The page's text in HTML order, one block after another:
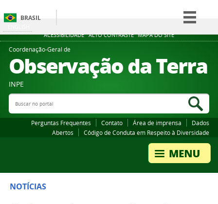
ACESSIBILIDADE ALTO CONTRASTE MAPA DO SITE
BRASIL
Simplifique!
Participe
Legislação
Coordenação-Geral de
Observação da Terra
INPE
Buscar no portal
Perguntas Frequentes Contato Área de imprensa
Dados
Abertos
Código de Conduta em Respeito à Diversidade
NOTÍCIAS